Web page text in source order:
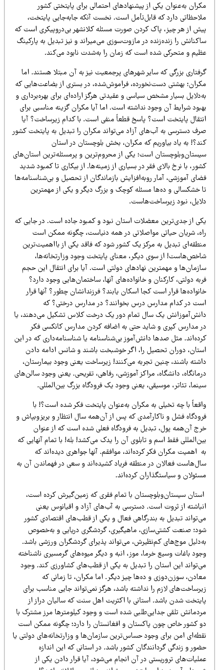
به‌عنوان یکی از پیشنهادهای احتمالی برای پایتختی کشور
دارد که قابل‌تأمل است. نخست آنکه جابه‌جایی پایتخت،
از هر چیز، پاک کردن صورت مسئله کلانشهر بی‌درو‌پیکری است که
را زنده‌زنده در مازوت‌سوزی می‌میراند و نیز تبدیل به پارکینگ
و متحرکی شده است که زمان را به‌شدت نابود می‌کند.
بزرگی که سایر شهرهای پرجمعیت نیز به آن مبتلا هستند. اما
بهشتی دست‌نخورده، فراموش‌شده، در بستری از بضاعت‌هایی که
بسیار مشخص سیاسی و عقیدتی هرگز اراده‌ای برای بهره‌برداری و
شرایط آن وجود نداشته است. اما آیا مکران گزینه مناسبی برای
پایتخت است؟ پاسخ قطعاً منفی است. با کدام زیرساخت؟ آیا
دسترسی به آب‌های آزاد می‌تواند مکران را تبدیل به پایتخت کشور
به یاد بیاوریم که مکران، بخش بلوچستان در استان
است؛ یکی از محروم‌ترین و پرمسئله‌ترین استان‌های
با نرخ بالای فقر در بسیاری از زمینه‌ها. از بیکاری تا کمبود شدید
آموزشی، آمار روبه‌افزایش بازماندگان از تحصیل و بی‌شناسنامه‌ها
خشکسالی و ده‌ها مسئله کوچک و بزرگ دیگر و یکی از مهمترین
نبود زیرساخت‌هاست.
از جدی‌ترین معضلات استان نبود و کمبود جاده است. در جایی که
شریان حیاتی مواصلاتی در همه دنیاست، چگونه ممکن است
تبدیل به مرکز یک کشور شود که فاقد یکی از بااهمیت‌ترین
از سوی دیگر، معنای پایتخت وجود وزارتخانه‌ها،
و مهمترین نهادهای دولتی است. آیا برای انتقال این حجم
دولتی، کارکنان و خانواده‌های آنها، ساختمان‌هایی وجود دارد؟
قرار است کجا اسکان یابند؟ فرزندانشان چطور؟ آنها قرار
در کدام مدارس درس بخوانند؟ در مدارس درختی؟ که
یک سال تمام دور یک درخت کلاس تشکیل می‌دهند، یا
مدارس کپری و شاید حتی به اضافه کردن مدارس کانکسی فکر
مثل صدها دانش‌آموز بی‌شناسنامه یا شناسنامه‌داری که در این
دوران تحصیل را، اگر خوشبخت باشند و شانس ادامه دادن
باشند، چنین تجربه می‌کنند! زیرساخت یعنی وجود بیمارستان،
دانشگاه، مراکز آموزشی، رفاهی، تفریحی. یعنی وجود سالن‌های
تئاتر، موسیقی، یعنی وجود یک فرودگاه بزرگ بین‌المللی.
با چه تخیلی به مکران به‌عنوان پایتخت فکر شده است؟! با
فشل و ناکارآمدی که پس از آن‌همه سال انتظار و بریزوبپاش و
آن‌همه پول، تبدیل به فرودگاه فعلی شده است که از عنوان
فقط اسم و تابلوی آن را یدک می‌کشد!بله! با تمام آنهایی که
اهمیت مکران فکر کرده‌اند، موافقم. آنها جواهری دیده‌اند که
فعالان در منطقه فریاد کشیده‌اند و سعی در فهماندن آن به
و سیاستگذاران کرده‌اند.
سیستان‌وبلوچستان با تمام فقری که زمین‌گیرش کرده است،
از ثروت است. دسترسی به آب‌های آزاد و اقیانوس یعنی
تبدیل به بندرگاهی فعال و یکی از قطب‌های اقتصادی کشور
صنعت کشتی‌سازی، ماهیگیری، گردشگری دریایی و به‌خصوص
موج‌های کم‌نظیرش، می‌تواند پذیرای گردشگران ورزشی باشد.
باغات وسیع خرما، موز، انبه و دیگر میوه‌های گرمسیری ناشناخته
این استان را تبدیل به یکی از قطب‌های کشاورزی کند. وجود
سوزن‌دوزی و ده‌ها چیز دیگر. اما مکران، تا زمانی که
لازم را نداشته باشد، هرگز نمی‌تواند جایی مناسب برای
شدن باشد. استانی با اکثریت اهل سنت که سالیان دراز از
تلقی جدایی‌طلبی شده است و وجود کیلومترها مرز مشترک با
کشور خاص چون پاکستان و افغانستان را دارد؛ چگونه ممکن است
امن برای وجود حساس‌ترین سازمان‌ها و وزارتخانه‌های دولتی یا
و زندگی گردانندگان کشور باشد. در استانی که این اندازه
تروریستی در آن انجام می‌شود، آیا قرار دادن یکی از